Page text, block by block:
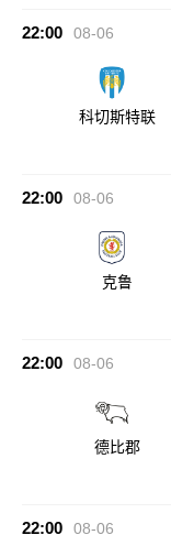
22:00 08-06
科切斯特联
22:00 08-06
克鲁
22:00 08-06
德比郡
22:00 08-06